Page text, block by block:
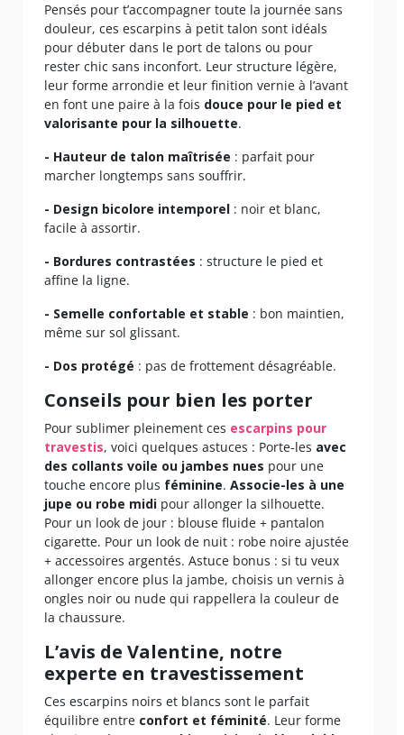
Pensés pour t’accompagner toute la journée sans
douleur, ces escarpins à petit talon sont idéals
pour débuter dans le port de talons ou pour
rester chic sans inconfort. Leur structure légère,
leur forme arrondie et leur finition vernie à l’avant
en font une paire à la fois douce pour le pied et
valorisante pour la silhouette.
- Hauteur de talon maîtrisée : parfait pour
marcher longtemps sans souffrir.
- Design bicolore intemporel : noir et blanc,
facile à assortir.
- Bordures contrastées : structure le pied et
affine la ligne.
- Semelle confortable et stable : bon maintien,
même sur sol glissant.
- Dos protégé : pas de frottement désagréable.
Conseils pour bien les porter
Pour sublimer pleinement ces escarpins pour
travestis, voici quelques astuces : Porte-les avec
des collants voile ou jambes nues pour une
touche encore plus féminine. Associe-les à une
jupe ou robe midi pour allonger la silhouette.
Pour un look de jour : blouse fluide + pantalon
cigarette. Pour un look de nuit : robe noire ajustée
+ accessoires argentés. Astuce bonus : si tu veux
allonger encore plus la jambe, choisis un vernis à
ongles noir ou nude qui rappellera la couleur de
la chaussure.
L’avis de Valentine, notre
experte en travestissement
Ces escarpins noirs et blancs sont le parfait
équilibre entre confort et féminité. Leur forme